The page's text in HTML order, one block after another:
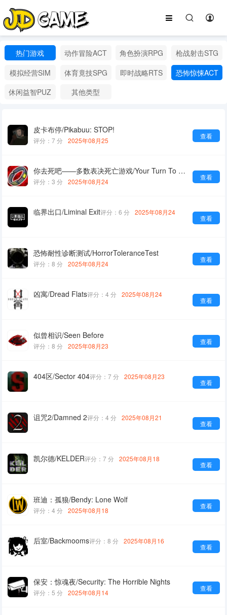
热门游戏 动作冒险ACT 角色扮演RPG
枪战射击STG
模拟经营SIM
体育竟技SPG 即时战略RTS
恐怖惊悚ACT
休闲益智PUZ
其他类型
皮卡布停/Pikabuu: STOP!
查看
评分：7 分 2025年08月25
你去死吧——多数表决死亡游戏/Your Turn To Die -Death Game By Majority-
查看
评分：3 分 2025年08月24
临界出口/Liminal Exit
查看
评分：6 分 2025年08月24
恐怖耐性诊断测试/HorrorToleranceTest
查看
评分：8 分 2025年08月24
凶寓/Dread Flats
查看
评分：4 分 2025年08月24
似曾相识/Seen Before
查看
评分：8 分 2025年08月23
404区/Sector 404
查看
评分：7 分 2025年08月23
诅咒2/Damned 2
查看
评分：4 分 2025年08月21
凯尔德/KELDER
查看
评分：7 分 2025年08月18
班迪：孤狼/Bendy: Lone Wolf
查看
评分：4 分 2025年08月18
后室/Backmooms
查看
评分：8 分 2025年08月16
保安：惊魂夜/Security: The Horrible Nights
查看
评分：5 分 2025年08月14